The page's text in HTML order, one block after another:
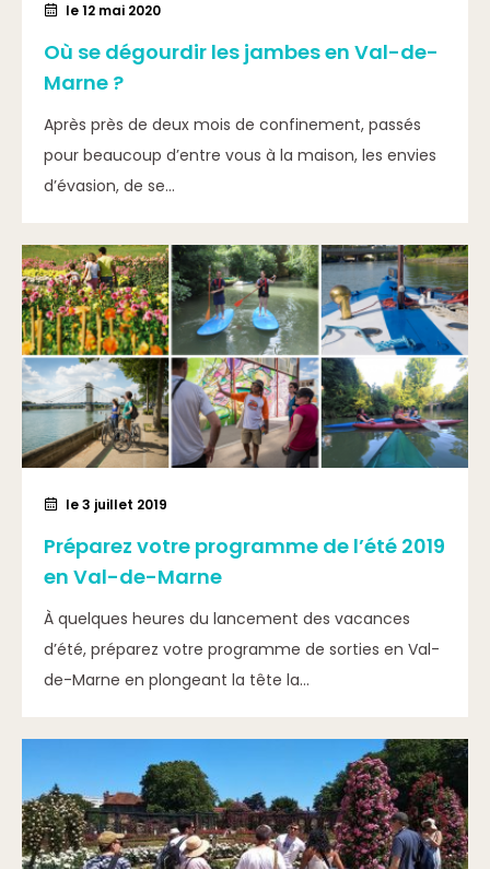
le 12 mai 2020
Où se dégourdir les jambes en Val-de-
Marne ?
Après près de deux mois de confinement, passés
pour beaucoup d’entre vous à la maison, les envies
d’évasion, de se...
le 3 juillet 2019
Préparez votre programme de l’été 2019
en Val-de-Marne
À quelques heures du lancement des vacances
d’été, préparez votre programme de sorties en Val-
de-Marne en plongeant la tête la...